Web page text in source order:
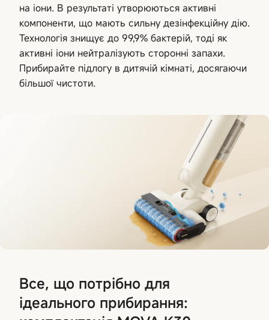
на іони. В результаті утворюються активні
компоненти, що мають сильну дезінфекційну дію.
Технологія знищує до 99,9% бактерій, тоді як
активні іони нейтралізують сторонні запахи.
Прибирайте підлогу в дитячій кімнаті, досягаючи
більшої чистоти.
Все, що потрібно для
ідеального прибирання: